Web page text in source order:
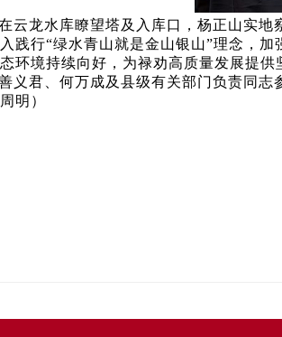
云龙水库瞭望塔及入库口，杨正山实
践行“绿水青山就是金山银山”理念，
环境持续向好，为禄劝高质量发展提供
义君、何万成及县级有关部门负责同
明）